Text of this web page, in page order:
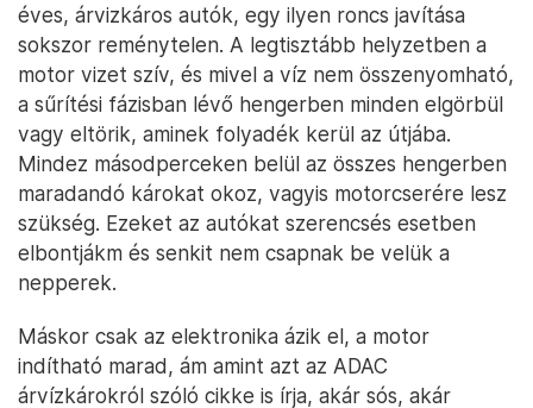
éves, árvizkáros autók, egy ilyen roncs javítása
sokszor reménytelen. A legtisztább helyzetben a
motor vizet szív, és mivel a víz nem összenyomható,
a sűrítési fázisban lévő hengerben minden elgörbül
vagy eltörik, aminek folyadék kerül az útjába.
Mindez másodperceken belül az összes hengerben
maradandó károkat okoz, vagyis motorcserére lesz
szükség. Ezeket az autókat szerencsés esetben
elbontjákm és senkit nem csapnak be velük a
nepperek.
Máskor csak az elektronika ázik el, a motor
indítható marad, ám amint azt az ADAC
árvízkárokról szóló cikke is írja, akár sós, akár